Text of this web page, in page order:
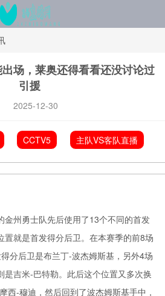
场，莱奥还得看看还没讨论过
引援
2025-12-30
CCTV5 主队VS客队直播
金州勇士队先后使用了13个不同的首发
置就是首发得分后卫。在本赛季的前8场
分后卫是布兰丁-波杰姆斯基 ，另外4场
是吉米-巴特勒。此后这个位置又多次换
西-穆迪，然后回到了波杰姆斯基手中，